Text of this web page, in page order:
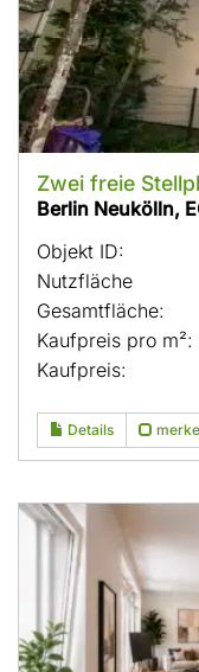
Zwei freie
Berlin Neukölln,
Objekt ID:
Nutzfläche
Gesamtfläche:
Kaufpreis pro m²:
Kaufpreis:
Details